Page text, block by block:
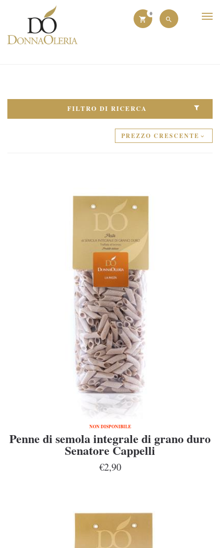
0
FILTRO DI RICERCA
PREZZO CRESCENTE
NON DISPONIBILE
Penne di semola integrale di grano duro
Senatore Cappelli
€2,90